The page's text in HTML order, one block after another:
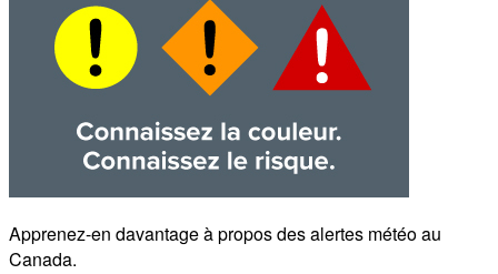
Apprenez-en davantage à propos des alertes météo au
Canada.